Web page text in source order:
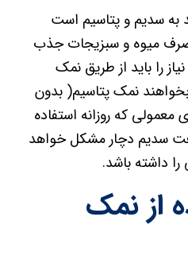
به سدیم و پتاسیم است
مصرف میوه و سبزیجات جذب
را باید از طریق نمک
بخواهند نمک پتاسیم( بدون
که روزانه استفاده
سدیم دچار مشکل خواهد
داشته باشد.
از نمک